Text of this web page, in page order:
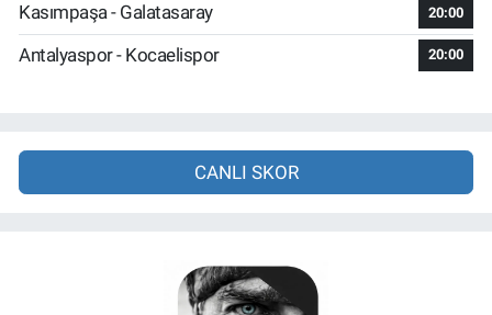
Kasımpaşa - Galatasaray 20:00
Antalyaspor - Kocaelispor 20:00
CANLI SKOR